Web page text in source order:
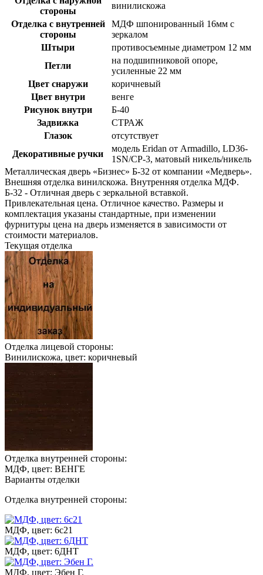
стороны
винилискожа
Отделка с внутренней
стороны
МДФ шпонированный 16мм с
зеркалом
Штыри
противосъемные диаметром 12 мм
Петли
на подшипниковой опоре,
усиленные 22 мм
Цвет снаружи
коричневый
Цвет внутри
венге
Рисунок внутри
Б-40
Задвижка
СТРАЖ
Глазок
отсутствует
Декоративные ручки
модель Eridan от Armadillo, LD36-
1SN/CP-3, матовый никель/никель
Металлическая дверь «Бизнес» Б-32 от компании «Медверь».
Внешняя отделка винилскожа. Внутренняя отделка МДФ.
Б-32 - Отличная дверь с зеркальной вставкой.
Привлекательная цена. Отличное качество. Размеры и
комплектация указаны стандартные, при изменении
фурнитуры цена на дверь изменяется в зависимости от
стоимости материалов.
Текущая отделка
Отделка лицевой стороны:
Винилискожа, цвет: коричневый
Отделка внутренней стороны:
МДФ, цвет: ВЕНГЕ
Варианты отделки
Отделка внутренней стороны:
МДФ, цвет: 6с21
МДФ, цвет: 6ДНТ
МДФ, цвет: Эбен Г.